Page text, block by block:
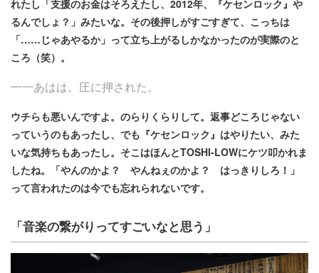
れたし「支援のお金はそろえたし、2012年、『ケセンロック』や
るんでしょ？」みたいな。その後押しがすごすぎて、こっちは
「……じゃあやるか」って立ち上がるしかなかったのが実際のと
ころ（笑）。
一一あはは。圧に押された。
ウチらも悪いんですよ。のらりくらりして。返事どころじゃない
っていうのもあったし、でも『ケセンロック』はやりたい、みた
いな気持ちもあったし。そこはほんとTOSHI-LOWにケツ叩かれま
したね。「やんのかよ？ やんねぇのかよ？ はっきりしろ！」
って言われたのは今でも忘れられないです。
「音楽の繋がりってすごいなと思う」